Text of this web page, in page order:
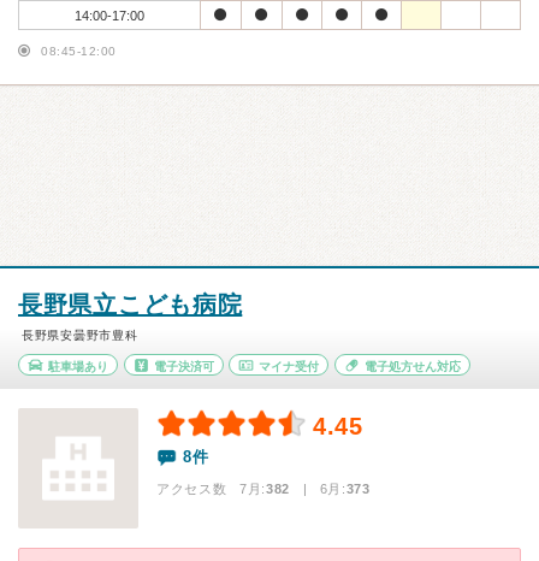
14:00-17:00
08:45-12:00
長野県立こども病院
長野県安曇野市豊科
駐車場あり 電子決済可 マイナ受付 電子処方せん対応
4.45
8件
アクセス数 7月:382 | 6月:373